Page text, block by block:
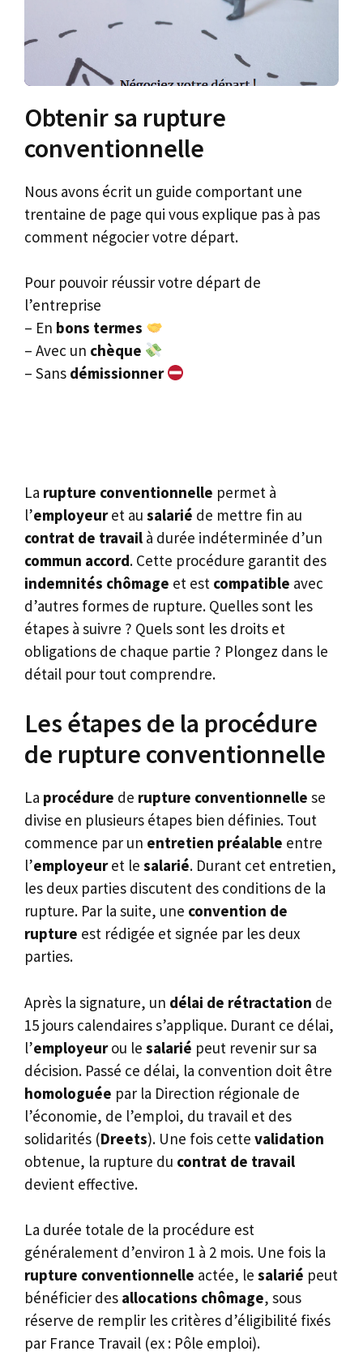
Obtenir sa rupture
conventionnelle
Nous avons écrit un guide comportant une
trentaine de page qui vous explique pas à pas
comment négocier votre départ.
Pour pouvoir réussir votre départ de
l’entreprise
– En bons termes
– Avec un chèque
– Sans démissionner
La rupture conventionnelle permet à
l’employeuret au salarié de mettre fin au
contrat de travail à durée indéterminée d’un
commun accord. Cette procédure garantit des
indemnités chômage et est compatible avec
d’autres formes de rupture. Quelles sont les
étapes à suivre ? Quels sont les droits et
obligations de chaque partie ? Plongez dans le
détail pour tout comprendre.
Les étapes de la procédure
de rupture conventionnelle
La procédure de rupture conventionnelle se
divise en plusieurs étapes bien définies. Tout
commence par un entretien préalable entre
l’employeuret le salarié. Durant cet entretien,
les deux parties discutent des conditions de la
rupture. Par la suite, une convention de
rupture est rédigée et signée par les deux
parties.
Après la signature, un délai de rétractation de
15 jours calendaires s’applique. Durant ce délai,
l’employeurou le salarié peut revenir sur sa
décision. Passé ce délai, la convention doit être
homologuée par la Direction régionale de
l’économie, de l’emploi, du travail et des
solidarités (Dreets). Une fois cette validation
obtenue, la rupture du contrat de travail
devient effective.
La durée totale de la procédure est
généralement d’environ 1 à 2 mois. Une fois la
rupture conventionnelle actée, le salarié peut
bénéficier des allocations chômage, sous
réserve de remplir les critères d’éligibilité fixés
par France Travail (ex : Pôle emploi).